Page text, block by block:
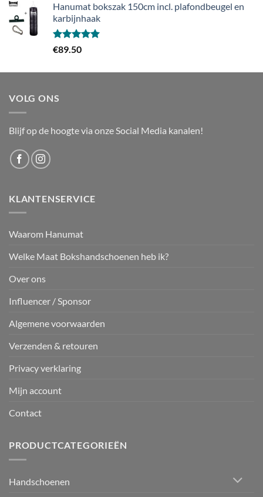
tot
Hanumat bokszak 150cm incl. plafondbeugel en
karbijnhaak
Gewaardeerd
€89.50
VOLG ONS
Blijf op de hoogte via onze Social Media kanalen!
KLANTENSERVICE
Waarom Hanumat
Welke Maat Bokshandschoenen heb ik?
Over ons
Influencer / Sponsor
Algemene voorwaarden
Verzenden & retouren
Privacy verklaring
Mijn account
Contact
PRODUCTCATEGORIEËN
Handschoenen